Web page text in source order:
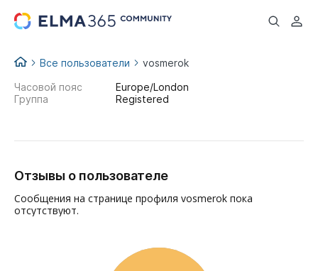
...
Все пользователи vosmerok
Часовой пояс
Europe/London
Группа
Registered
Отзывы о пользователе
Сообщения на странице профиля vosmerok пока
отсутствуют.